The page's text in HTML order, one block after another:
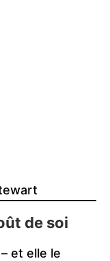
de soi
et elle le